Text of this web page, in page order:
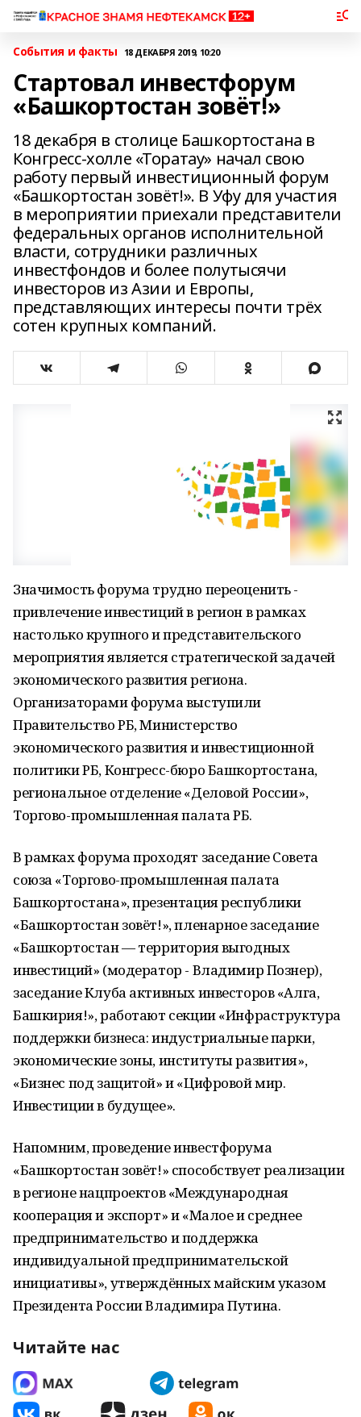
События и факты 18 ДЕКАБРЯ 2019, 10:20
Стартовал инвестфорум
«Башкортостан зовёт!»
18 декабря в столице Башкортостана в
Конгресс-холле «Торатау» начал свою
работу первый инвестиционный форум
«Башкортостан зовёт!». В Уфу для участия
в мероприятии приехали представители
федеральных органов исполнительной
власти, сотрудники различных
инвестфондов и более полутысячи
инвесторов из Азии и Европы,
представляющих интересы почти трёх
сотен крупных компаний.
Значимость форума трудно переоценить -
привлечение инвестиций в регион в рамках
настолько крупного и представительского
мероприятия является стратегической задачей
экономического развития региона.
Организаторами форума выступили
Правительство РБ, Министерство
экономического развития и инвестиционной
политики РБ, Конгресс-бюро Башкортостана,
региональное отделение «Деловой России»,
Торгово-промышленная палата РБ.
В рамках форума проходят заседание Совета
союза «Торгово-промышленная палата
Башкортостана», презентация республики
«Башкортостан зовёт!», пленарное заседание
«Башкортостан — территория выгодных
инвестиций» (модератор - Владимир Познер),
заседание Клуба активных инвесторов «Алга,
Башкирия!», работают секции «Инфраструктура
поддержки бизнеса: индустриальные парки,
экономические зоны, институты развития»,
«Бизнес под защитой» и «Цифровой мир.
Инвестиции в будущее».
Напомним, проведение инвестфорума
«Башкортостан зовёт!» способствует реализации
в регионе нацпроектов «Международная
кооперация и экспорт» и «Малое и среднее
предпринимательство и поддержка
индивидуальной предпринимательской
инициативы», утверждённых майским указом
Президента России Владимира Путина.
Читайте нас